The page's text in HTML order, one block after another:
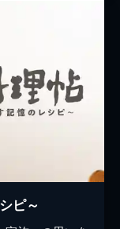
ピ～